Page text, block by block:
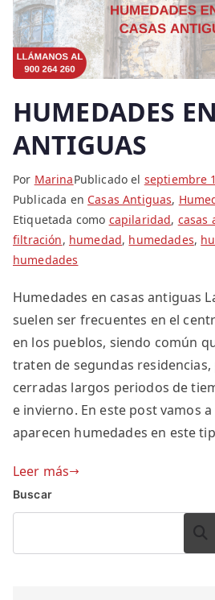
HUMEDADES
ANTIGUAS
Por MarinaPublicado el septiembre
Publicada en Casas Antiguas,
Etiquetada como capilaridad, casas
filtración, humedad, humedades,
humedades
Humedades en casas antiguas
suelen ser frecuentes en el
en los pueblos, siendo común
traten de segundas
cerradas largos periodos de
e invierno. En este post vamos
aparecen humedades en este
Leer más
Buscar